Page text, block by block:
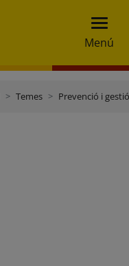
Menú
Temes Prevenció i